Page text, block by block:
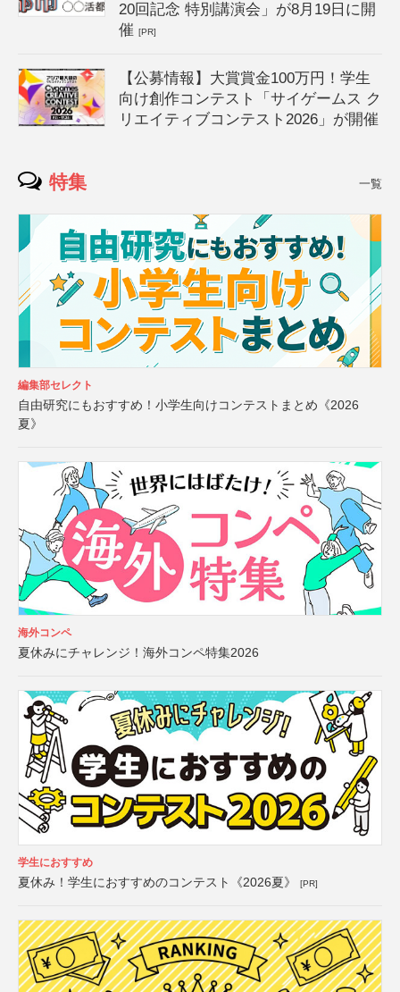
20回記念 特別講演会」が8月19日に開
催[PR]
【公募情報】大賞賞金100万円！学生
向け創作コンテスト「サイゲームス ク
リエイティブコンテスト2026」が開催
特集 一覧
編集部セレクト
自由研究にもおすすめ！小学生向けコンテストまとめ《2026
夏》
海外コンペ
夏休みにチャレンジ！海外コンペ特集2026
学生におすすめ
夏休み！学生におすすめのコンテスト《2026夏》 [PR]